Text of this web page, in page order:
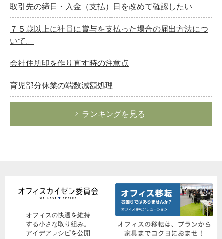
取引先の締日・入金（支払）日を改めて確認したい
７５歳以上に社員に賞与を支払った場合の届出方法につ
いて。
会社住所印を作り直す時の注意点
育児部分休業の端数減額処理
ランキングを見る
オフィスの快適を維持
する小さな取り組み。
アイデアレシピを公開